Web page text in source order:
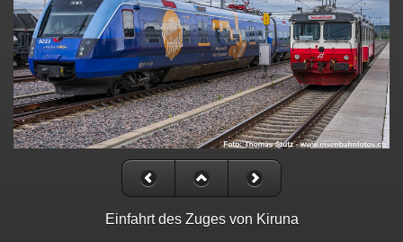
Einfahrt des Zuges von Kiruna